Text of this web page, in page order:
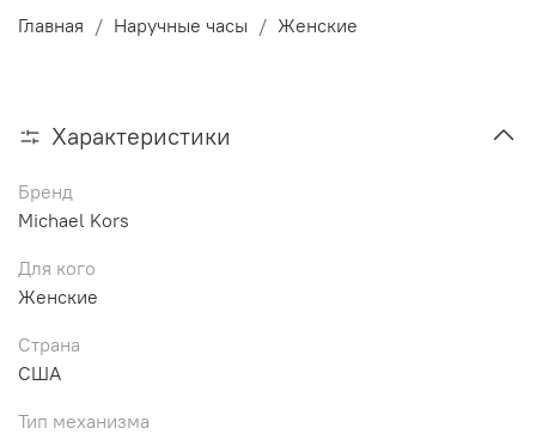
Главная Наручные часы Женские
Характеристики
Бренд
Michael Kors
Для кого
Женские
Страна
США
Тип механизма